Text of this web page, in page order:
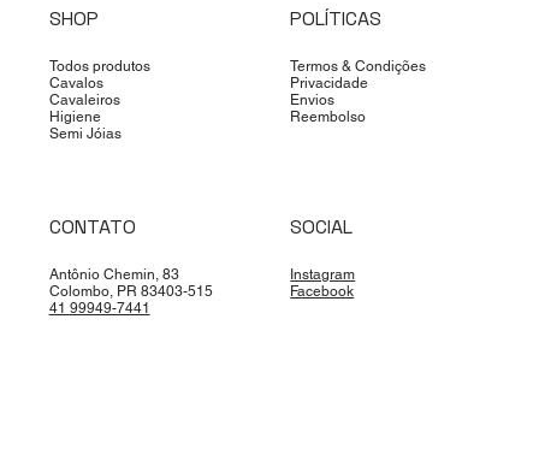
SHOP
Todos produtos
Cavalos
Cavaleiros
Higiene
Semi Jóias
POLÍTICAS
Termos & Condições
Privacidade
Envios
Reembolso
CONTATO
Antônio Chemin, 83
Colombo, PR 83403-515
41 99949-7441
SOCIAL
Instagram
Facebook